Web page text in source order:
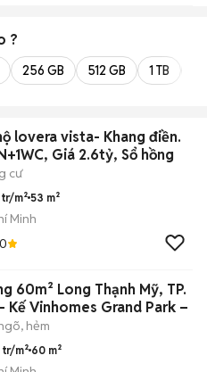
?
256 GB 512 GB 1 TB
lovera vista- Khang điền.
Giá 2.6tỷ, Sổ hồng
cư
m² 53 m²
Minh
60m² Long Thạnh Mỹ, TP.
Kế Vinhomes Grand Park –
hẻm
tr/m² 60 m²